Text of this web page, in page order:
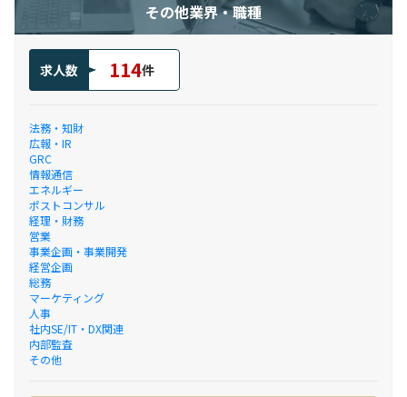
その他業界・職種
求人数 114件
法務・知財
広報・IR
GRC
情報通信
エネルギー
ポストコンサル
経理・財務
営業
事業企画・事業開発
経営企画
総務
マーケティング
人事
社内SE/IT・DX関連
内部監査
その他